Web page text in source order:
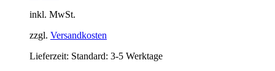
inkl. MwSt.
zzgl. Versandkosten
Lieferzeit: Standard: 3-5 Werktage